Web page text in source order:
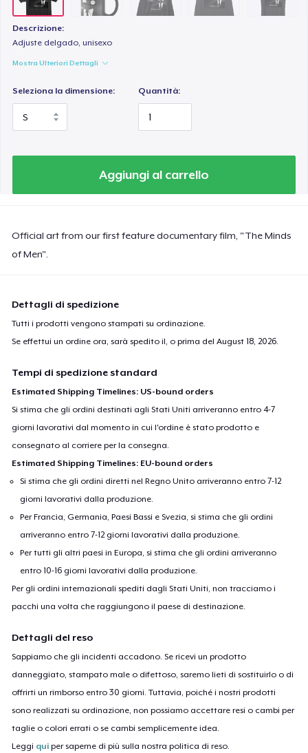
Descrizione:
Adjuste delgado, unisexo
Mostra Ulteriori Dettagli
Seleziona la dimensione: Quantità:
Aggiungi al carrello
Official art from our first feature documentary film, "The Minds
of Men".
Dettagli di spedizione
Tutti i prodotti vengono stampati su ordinazione.
Se effettui un ordine ora, sarà spedito il, o prima delAugust 18, 2026.
Tempi di spedizione standard
Estimated Shipping Timelines: US-bound orders
Si stima che gli ordini destinati agli Stati Uniti arriveranno entro 4-7
giorni lavorativi dal momento in cui l'ordine è stato prodotto e
consegnato al corriere per la consegna.
Estimated Shipping Timelines: EU-bound orders
Si stima che gli ordini diretti nel Regno Unito arriveranno entro 7-12
giorni lavorativi dalla produzione.
Per Francia, Germania, Paesi Bassi e Svezia, si stima che gli ordini
arriveranno entro 7-12 giorni lavorativi dalla produzione.
Per tutti gli altri paesi in Europa, si stima che gli ordini arriveranno
entro 10-16 giorni lavorativi dalla produzione.
Per gli ordini internazionali spediti dagli Stati Uniti, non tracciamo i
pacchi una volta che raggiungono il paese di destinazione.
Dettagli del reso
Sappiamo che gli incidenti accadono. Se ricevi un prodotto
danneggiato, stampato male o difettoso, saremo lieti di sostituirlo o di
offrirti un rimborso entro 30 giorni. Tuttavia, poiché i nostri prodotti
sono realizzati su ordinazione, non possiamo accettare resi o cambi per
taglie o colori errati o se cambi semplicemente idea.
Leggi qui per saperne di più sulla nostra politica di reso.